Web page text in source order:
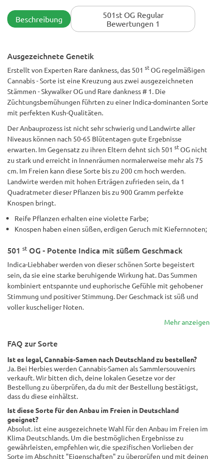
Beschreibung
501st OG Regular
Bewertungen 1
Ausgezeichnete Genetik
Erstellt von Experten Rare dankness, das 501 stOG regelmäßigen
Cannabis - Sorte ist eine Kreuzung aus zwei ausgezeichneten
Stämmen - Skywalker OG und Rare dankness # 1. Die
Züchtungsbemühungen führten zu einer Indica-dominanten Sorte
mit perfekten Kush-Qualitäten.
Der Anbauprozess ist nicht sehr schwierig und Landwirte aller
Niveaus können nach 50-65 Blütentagen gute Ergebnisse
erwarten. Im Gegensatz zu ihren Eltern dehnt sich 501 stOG nicht
zu stark und erreicht in Innenräumen normalerweise mehr als 75
cm. Im Freien kann diese Sorte bis zu 200 cm hoch werden.
Landwirte werden mit hohen Erträgen zufrieden sein, da 1
Quadratmeter dieser Pflanzen bis zu 900 Gramm perfekte
Knospen bringt.
Reife Pflanzen erhalten eine violette Farbe;
Knospen haben einen süßen, erdigen Geruch mit Kiefernnoten;
501 st OG - Potente Indica mit süßem Geschmack
Indica-Liebhaber werden von dieser schönen Sorte begeistert
sein, da sie eine starke beruhigende Wirkung hat. Das Summen
kombiniert entspannte und euphorische Gefühle mit gehobener
Stimmung und positiver Stimmung. Der Geschmack ist süß und
voller kuscheliger Noten.
Mehr anzeigen
FAQ zur Sorte
Ist es legal, Cannabis-Samen nach Deutschland zu bestellen?
Ja. Bei Herbies werden Cannabis-Samen als Sammlersouvenirs
verkauft. Wir bitten dich, deine lokalen Gesetze vor der
Bestellung zu überprüfen, da du mit der Bestellung bestätigst,
dass du diese einhältst.
Ist diese Sorte für den Anbau im Freien in Deutschland
geeignet?
Absolut. ist eine ausgezeichnete Wahl für den Anbau im Freien im
Klima Deutschlands. Um die bestmöglichen Ergebnisse zu
gewährleisten, empfehlen wir, die spezifischen Vorlieben der
Sorte im Abschnitt "Eigenschaften" zu überprüfen und mit deinen